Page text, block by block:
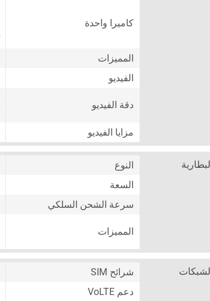
كاميرا واحدة
المميزات
الفيديو
دقة الفيديو
مزايا الفيديو
النوع
السعة
سرعة الشحن السلكي
المميزات
شرائح SIM
دعم VoLTE